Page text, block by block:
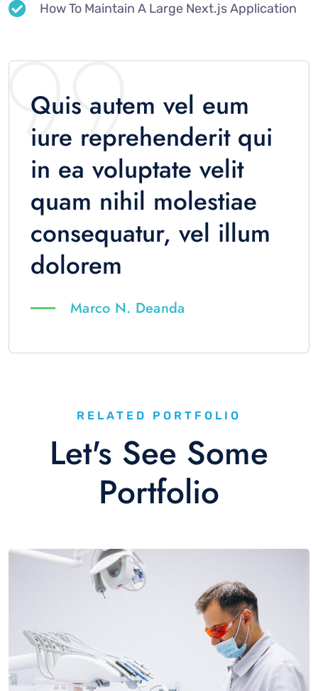
How To Maintain A Large Next.js Application
Quis autem vel eum
iure reprehenderit qui
in ea voluptate velit
quam nihil molestiae
consequatur, vel illum
dolorem
Marco N. Deanda
RELATED PORTFOLIO
Let's See Some
Portfolio